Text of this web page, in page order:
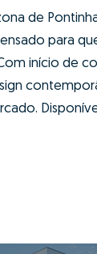
de
para
início de